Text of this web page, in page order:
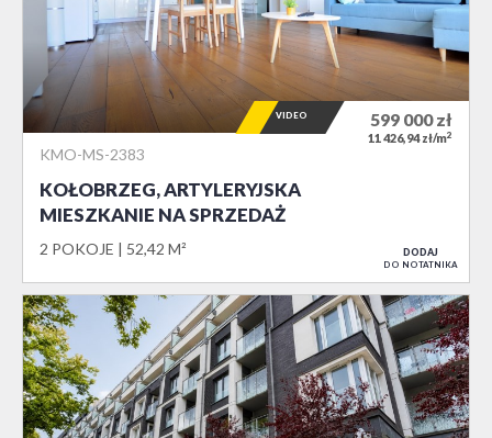
KMO-MS-2383
KOŁOBRZEG, ARTYLERYJSKA
MIESZKANIE NA SPRZEDAŻ
2 POKOJE 52,42 M²
599 000zł
11 426,94 zł/m2
VIDEO
DODAJ
DO NOTATNIKA